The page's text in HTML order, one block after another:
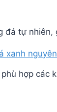
tự
hợp các